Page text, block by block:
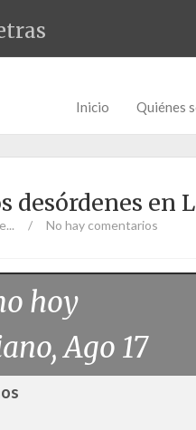
Inicio Quiénes
desórdenes en
/ No hay comentarios
hoy
Ago 17